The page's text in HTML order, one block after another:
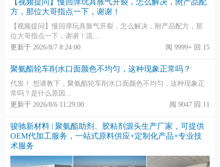
【视频提问】慢回弹玩具胀气开裂，怎么解决，附产品配
方，那位大哥指点一下，谢谢！
【视频提问】慢回弹玩具胀气开裂，怎么解决，附产品配方，那
位大哥指点一下，谢谢！流...
更新于 2026/8/7 8:24:00
阅 9999+ 回 15
聚氨酯轮车削水口面颜色不均匀，这种现象正常吗？
代发！ 想请教下，聚氨酯轮车削水口面颜色不均匀，这种现象正
常吗？是什么原因...
更新于 2026/8/6 11:29:00
阅 9047 回 11
骏驰新材料 | 聚氨酯助剂、胶粘剂源头生产厂家，可提供
OEM代加工服务，一站式原料供应+定制化产品+专业技
术服务